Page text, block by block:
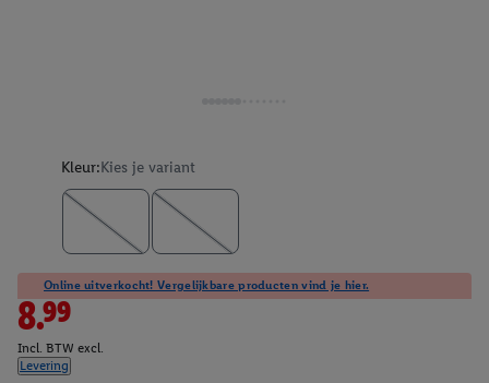
Kleur:Kies je variant
Online uitverkocht! Vergelijkbare producten vind je hier.
8.99
Incl. BTW excl.
Levering